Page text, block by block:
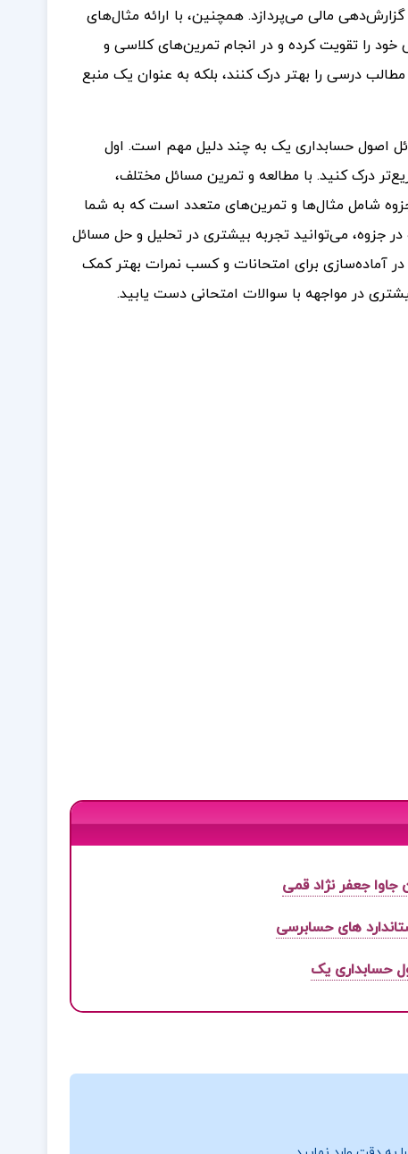
مالی می‌پردازد. همچنین، با ارائه مثال‌های
را تقویت کرده و در انجام تمرین‌های کلاسی و
درسی را بهتر درک کنند، بلکه به عنوان یک منبع
اصول حسابداری یک به چند دلیل مهم است. اول
درک کنید. با مطالعه و تمرین مسائل مختلف،
شامل مثال‌ها و تمرین‌های متعدد است که به شما
جزوه، می‌توانید تجربه بیشتری در تحلیل و حل مسائل
آماده‌سازی برای امتحانات و کسب نمرات بهتر کمک
در مواجهه با سوالات امتحانی دست یابید.
جاوا جعفر نژاد قمی
های حسابرسی
حسابداری یک